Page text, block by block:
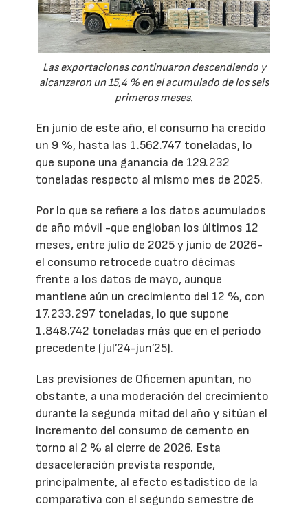
Las exportaciones continuaron descendiendo y
alcanzaron un 15,4 % en el acumulado de los seis
primeros meses.
En junio de este año, el consumo ha crecido
un 9 %, hasta las 1.562.747 toneladas, lo
que supone una ganancia de 129.232
toneladas respecto al mismo mes de 2025.
Por lo que se refiere a los datos acumulados
de año móvil -que engloban los últimos 12
meses, entre julio de 2025 y junio de 2026-
el consumo retrocede cuatro décimas
frente a los datos de mayo, aunque
mantiene aún un crecimiento del 12 %, con
17.233.297 toneladas, lo que supone
1.848.742 toneladas más que en el período
precedente (jul’24-jun’25).
Las previsiones de Oficemen apuntan, no
obstante, a una moderación del crecimiento
durante la segunda mitad del año y sitúan el
incremento del consumo de cemento en
torno al 2 % al cierre de 2026. Esta
desaceleración prevista responde,
principalmente, al efecto estadístico de la
comparativa con el segundo semestre de